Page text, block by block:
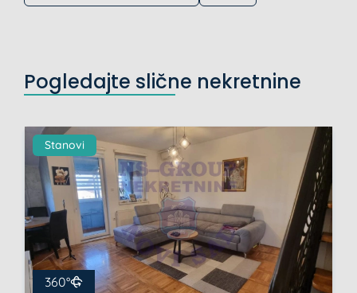
Pogledajte slične nekretnine
Stanovi
360°